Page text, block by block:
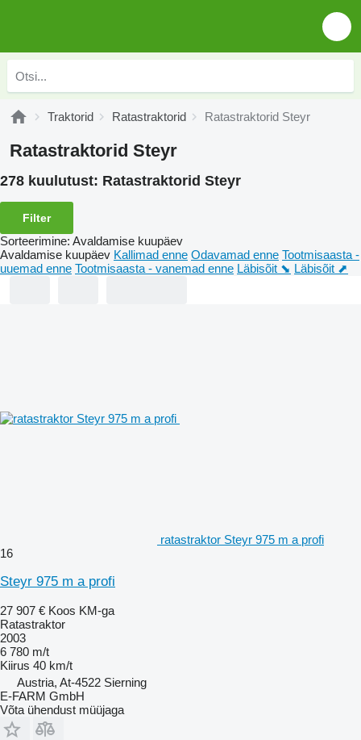
Traktorid Ratastraktorid Ratastraktorid Steyr
Ratastraktorid Steyr
278 kuulutust: Ratastraktorid Steyr
Filter
Sorteerimine: Avaldamise kuupäev
Avaldamise kuupäev Kallimad enne Odavamad enne Tootmisaasta -
uuemad enne Tootmisaasta - vanemad enne Läbisõit ⬊ Läbisõit ⬈
ratastraktor Steyr 975 m a profi
16
Steyr 975 m a profi
27 907 € Koos KM-ga
Ratastraktor
2003
6 780 m/t
Kiirus 40 km/t
Austria, At-4522 Sierning
E-FARM GmbH
Võta ühendust müüjaga